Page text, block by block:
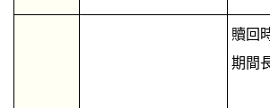
贖回
期間